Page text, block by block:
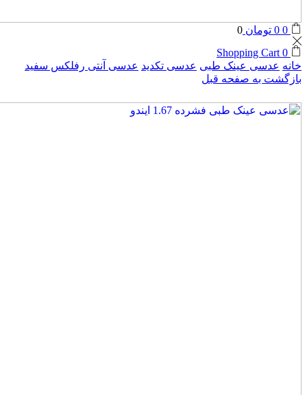
0
0 تومان 0
0
Shopping Cart
خانه عدسی عینک طبی عدسی تکدید عدسی آنتی رفلکس سفید
بازگشت به صفحه قبل